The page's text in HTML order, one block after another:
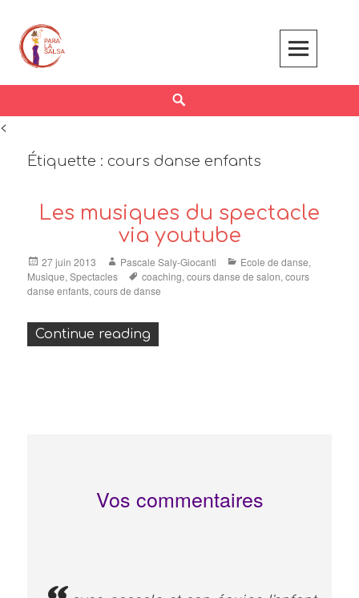
content
<
Étiquette : cours danse enfants
Les musiques du spectacle
via youtube
Posted
on
27 juin 2013 Author
Pascale Saly-Giocanti Categories
Ecole de danse,
Musique,Spectacles Tags
coaching,cours danse de salon,cours
danse enfants,cours de danse
Continue reading
Vos commentaires